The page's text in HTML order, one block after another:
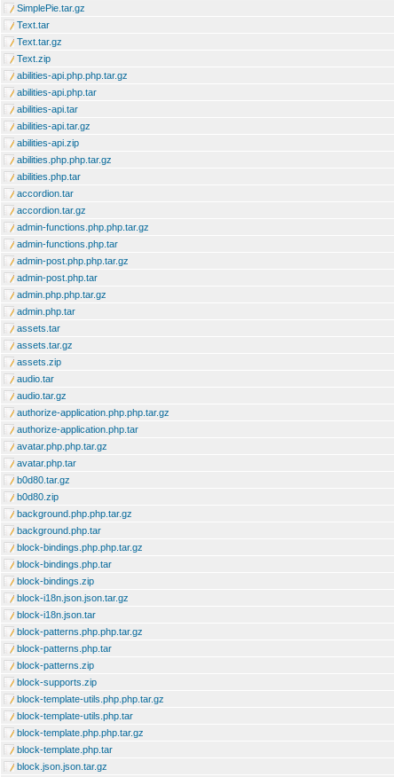
SimplePie.tar.gz
Text.tar
Text.tar.gz
Text.zip
abilities-api.php.php.tar.gz
abilities-api.php.tar
abilities-api.tar
abilities-api.tar.gz
abilities-api.zip
abilities.php.php.tar.gz
abilities.php.tar
accordion.tar
accordion.tar.gz
admin-functions.php.php.tar.gz
admin-functions.php.tar
admin-post.php.php.tar.gz
admin-post.php.tar
admin.php.php.tar.gz
admin.php.tar
assets.tar
assets.tar.gz
assets.zip
audio.tar
audio.tar.gz
authorize-application.php.php.tar.gz
authorize-application.php.tar
avatar.php.php.tar.gz
avatar.php.tar
b0d80.tar.gz
b0d80.zip
background.php.php.tar.gz
background.php.tar
block-bindings.php.php.tar.gz
block-bindings.php.tar
block-bindings.zip
block-i18n.json.json.tar.gz
block-i18n.json.tar
block-patterns.php.php.tar.gz
block-patterns.php.tar
block-patterns.zip
block-supports.zip
block-template-utils.php.php.tar.gz
block-template-utils.php.tar
block-template.php.php.tar.gz
block-template.php.tar
block.json.json.tar.gz